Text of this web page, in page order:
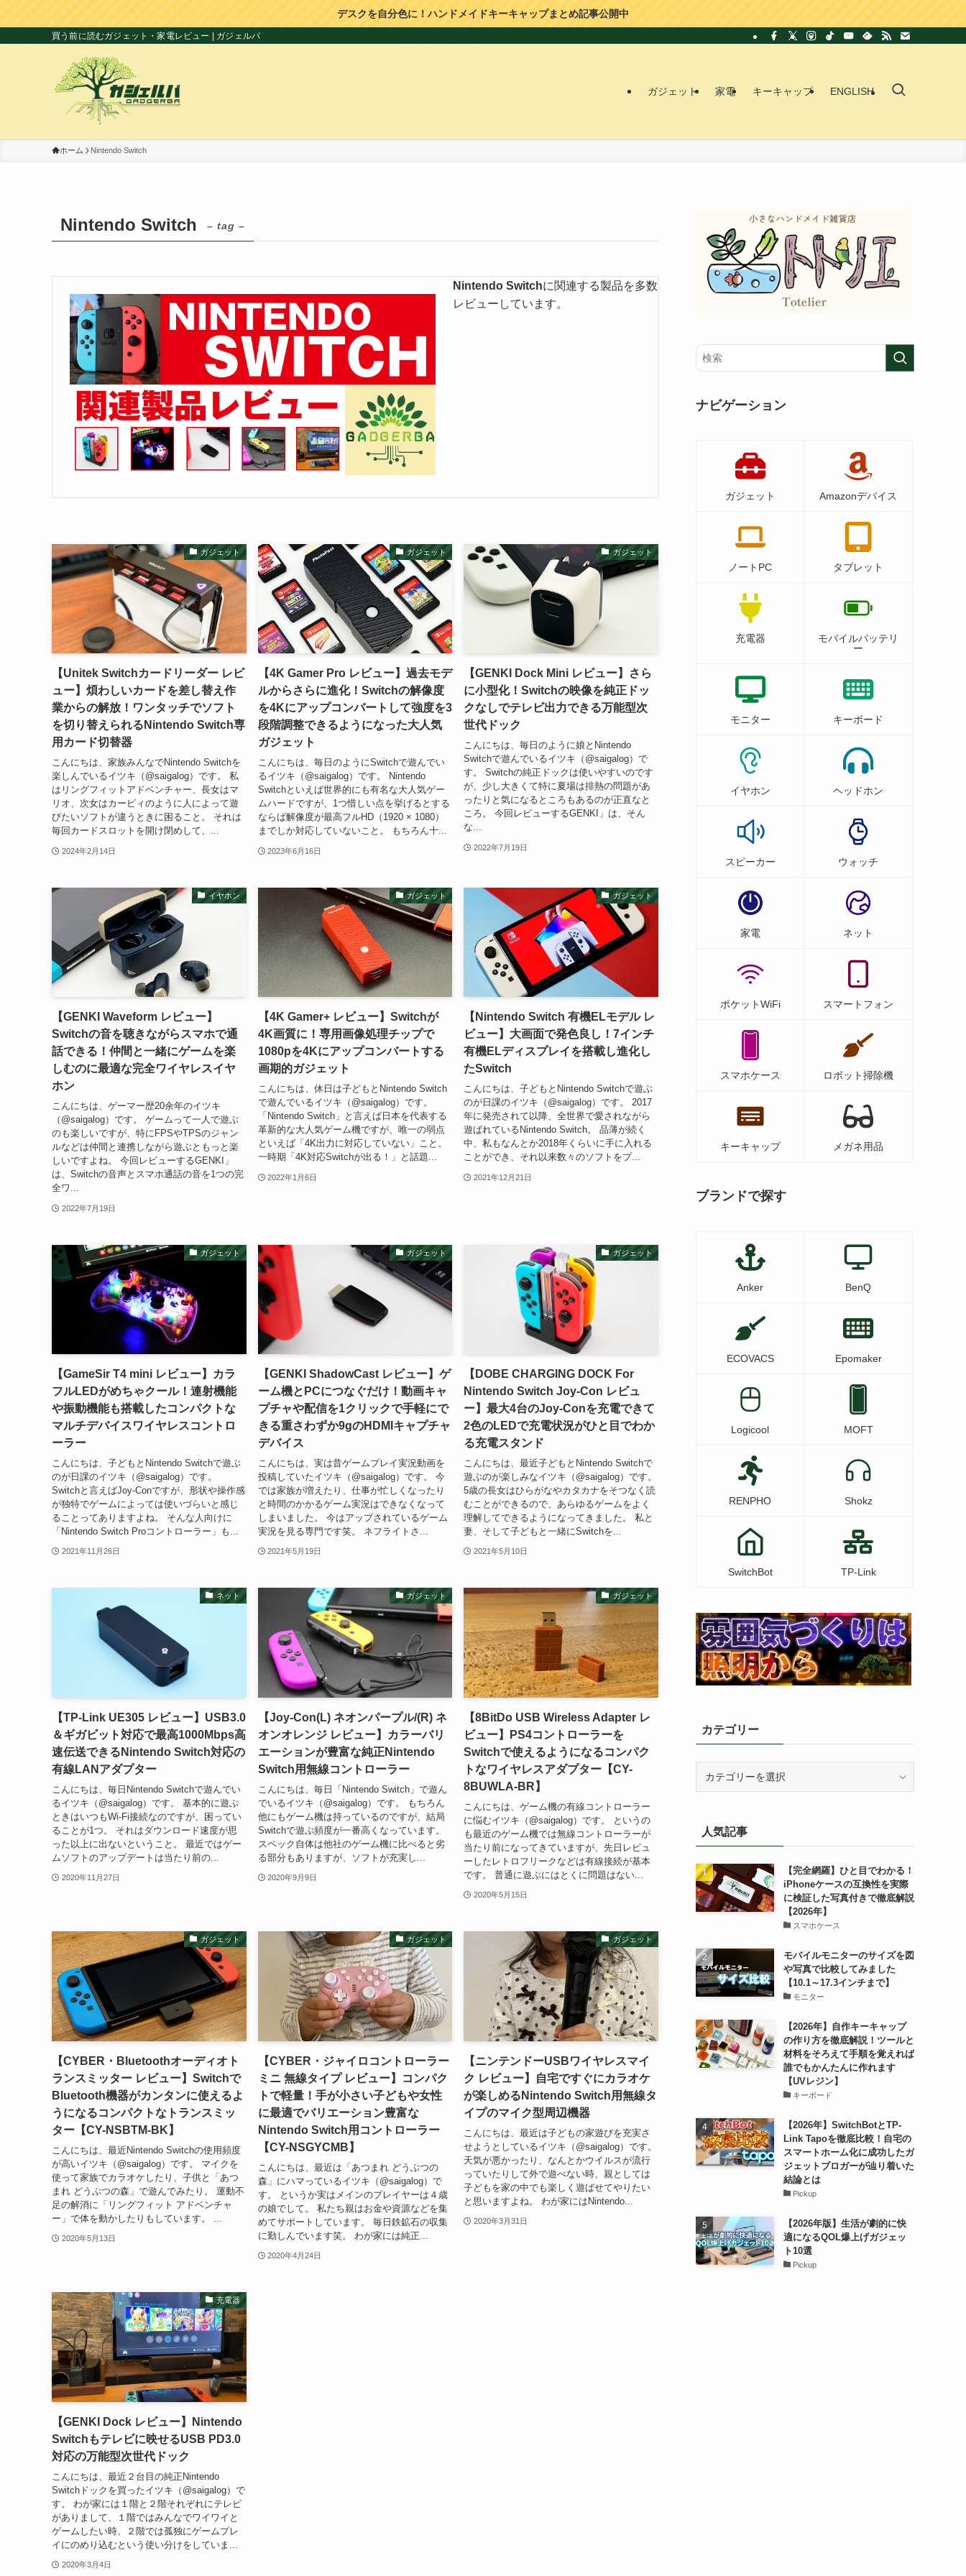
デスクを自分色に！ハンドメイドキーキャップまとめ記事公開中
買う前に読むガジェット・家電レビュー | ガジェルバ
ガジェット 家電 キーキャップ ENGLISH
ホーム Nintendo Switch
Nintendo Switch – tag –
Nintendo Switchに関連する製品を多数
レビューしています。
ガジェット
【Unitek Switchカードリーダー レビ
ュー】煩わしいカードを差し替え作
業からの解放！ワンタッチでソフト
を切り替えられるNintendo Switch専
用カード切替器
こんにちは、家族みんなでNintendo Switchを
楽しんでいるイツキ（@saigalog）です。 私
はリングフィットアドベンチャー、長女はマ
リオ、次女はカービィのように人によって遊
びたいソフトが違うときに困ること。 それは
毎回カードスロットを開け閉めして、...
2024年2月14日
ガジェット
【4K Gamer Pro レビュー】過去モデ
ルからさらに進化！Switchの解像度
を4Kにアップコンバートして強度を3
段階調整できるようになった大人気
ガジェット
こんにちは、毎日のようにSwitchで遊んでい
るイツキ（@saigalog）です。 Nintendo
Switchといえば世界的にも有名な大人気ゲー
ムハードですが、1つ惜しい点を挙げるとする
ならば解像度が最高フルHD（1920 × 1080）
までしか対応していないこと。 もちろん十...
2023年6月16日
ガジェット
【GENKI Dock Mini レビュー】さら
に小型化！Switchの映像を純正ドッ
クなしでテレビ出力できる万能型次
世代ドック
こんにちは、毎日のように娘とNintendo
Switchで遊んでいるイツキ（@saigalog）で
す。 Switchの純正ドックは使いやすいのです
が、少し大きくて特に夏場は排熱の問題があ
ったりと気になるところもあるのが正直なと
ころ。 今回レビューするGENKI」は、そん
な...
2022年7月19日
イヤホン
【GENKI Waveform レビュー】
Switchの音を聴きながらスマホで通
話できる！仲間と一緒にゲームを楽
しむのに最適な完全ワイヤレスイヤ
ホン
こんにちは、ゲーマー歴20余年のイツキ
（@saigalog）です。 ゲームって一人で遊ぶ
のも楽しいですが、特にFPSやTPSのジャン
ルなどは仲間と連携しながら遊ぶともっと楽
しいですよね。 今回レビューするGENKI」
は、Switchの音声とスマホ通話の音を1つの完
全ワ...
2022年7月19日
ガジェット
【4K Gamer+ レビュー】Switchが
4K画質に！専用画像処理チップで
1080pを4Kにアップコンバートする
画期的ガジェット
こんにちは、休日は子どもとNintendo Switch
で遊んでいるイツキ（@saigalog）です。
「Nintendo Switch」と言えば日本を代表する
革新的な大人気ゲーム機ですが、唯一の弱点
といえば「4K出力に対応していない」こと。
一時期「4K対応Switchが出る！」と話題...
2022年1月6日
ガジェット
【Nintendo Switch 有機ELモデル レ
ビュー】大画面で発色良し！7インチ
有機ELディスプレイを搭載し進化し
たSwitch
こんにちは、子どもとNintendo Switchで遊ぶ
のが日課のイツキ（@saigalog）です。 2017
年に発売されて以降、全世界で愛されながら
遊ばれているNintendo Switch。 品薄が続く
中、私もなんとか2018年くらいに手に入れる
ことができ、それ以来数々のソフトをプ...
2021年12月21日
ガジェット
【GameSir T4 mini レビュー】カラ
フルLEDがめちゃクール！連射機能
や振動機能も搭載したコンパクトな
マルチデバイスワイヤレスコントロ
ーラー
こんにちは、子どもとNintendo Switchで遊ぶ
のが日課のイツキ（@saigalog）です。
Switchと言えばJoy-Conですが、形状や操作感
が独特でゲームによっては使いづらいと感じ
ることってありますよね。 そんな人向けに
「Nintendo Switch Proコントローラー」も...
2021年11月26日
ガジェット
【GENKI ShadowCast レビュー】ゲ
ーム機とPCにつなぐだけ！動画キャ
プチャや配信を1クリックで手軽にで
きる重さわずか9gのHDMIキャプチャ
デバイス
こんにちは、実は昔ゲームプレイ実況動画を
投稿していたイツキ（@saigalog）です。 今
では家族が増えたり、仕事が忙しくなったり
と時間のかかるゲーム実況はできなくなって
しまいました。 今はアップされているゲーム
実況を見る専門です笑。 ネフライトさ...
2021年5月19日
ガジェット
【DOBE CHARGING DOCK For
Nintendo Switch Joy-Con レビュ
ー】最大4台のJoy-Conを充電できて
2色のLEDで充電状況がひと目でわか
る充電スタンド
こんにちは、最近子どもとNintendo Switchで
遊ぶのが楽しみなイツキ（@saigalog）です。
5歳の長女はひらがなやカタカナをそつなく読
むことができるので、あらゆるゲームをよく
理解してできるようになってきました。 私と
妻、そして子どもと一緒にSwitchを...
2021年5月10日
ネット
【TP-Link UE305 レビュー】USB3.0
＆ギガビット対応で最高1000Mbps高
速伝送できるNintendo Switch対応の
有線LANアダプター
こんにちは、毎日Nintendo Switchで遊んでい
るイツキ（@saigalog）です。 基本的に遊ぶ
ときはいつもWi-Fi接続なのですが、困ってい
ることが1つ。 それはダウンロード速度が思
った以上に出ないということ。 最近ではゲー
ムソフトのアップデートは当たり前の...
2020年11月27日
ガジェット
【Joy-Con(L) ネオンパープル/(R) ネ
オンオレンジ レビュー】カラーバリ
エーションが豊富な純正Nintendo
Switch用無線コントローラー
こんにちは、毎日「Nintendo Switch」で遊ん
でいるイツキ（@saigalog）です。 もちろん
他にもゲーム機は持っているのですが、結局
Switchで遊ぶ頻度が一番高くなっています。
スペック自体は他社のゲーム機に比べると劣
る部分もありますが、ソフトが充実し...
2020年9月9日
ガジェット
【8BitDo USB Wireless Adapter レ
ビュー】PS4コントローラーを
Switchで使えるようになるコンパク
トなワイヤレスアダプター【CY-
8BUWLA-BR】
こんにちは、ゲーム機の有線コントローラー
に悩むイツキ（@saigalog）です。 というの
も最近のゲーム機では無線コントローラーが
当たり前になってきていますが、先日レビュ
ーしたレトロフリークなどは有線接続が基本
です。 普通に遊ぶにはとくに問題はない...
2020年5月15日
ガジェット
【CYBER・Bluetoothオーディオト
ランスミッター レビュー】Switchで
Bluetooth機器がカンタンに使えるよ
うになるコンパクトなトランスミッ
ター【CY-NSBTM-BK】
こんにちは、最近Nintendo Switchの使用頻度
が高いイツキ（@saigalog）です。 マイクを
使って家族でカラオケしたり、子供と「あつ
まれ どうぶつの森」で遊んでみたり。 運動不
足の解消に「リングフィット アドベンチャ
ー」で体を動かしたりもしています。 ...
2020年5月13日
ガジェット
【CYBER・ジャイロコントローラー
ミニ 無線タイプ レビュー】コンパク
トで軽量！手が小さい子どもや女性
に最適でバリエーション豊富な
Nintendo Switch用コントローラー
【CY-NSGYCMB】
こんにちは、最近は「あつまれ どうぶつの
森」にハマっているイツキ（@saigalog）で
す。 というか実はメインのプレイヤーは４歳
の娘でして。 私たち親はお金や資源などを集
めてサポートしています。 毎日鉄鉱石の収集
に勤しんでいます笑。 わが家には純正...
2020年4月24日
ガジェット
【ニンテンドーUSBワイヤレスマイ
ク レビュー】自宅ですぐにカラオケ
が楽しめるNintendo Switch用無線タ
イプのマイク型周辺機器
こんにちは、最近は子どもの家遊びを充実さ
せようとしているイツキ（@saigalog）です。
天気が悪かったり、なんとかウイルスが流行
っていたりして外で遊べない時、親としては
子どもを家の中でも楽しく遊ばせてやりたい
と思いますよね。 わが家にはNintendo...
2020年3月31日
充電器
【GENKI Dock レビュー】Nintendo
Switchもテレビに映せるUSB PD3.0
対応の万能型次世代ドック
こんにちは、最近２台目の純正Nintendo
Switchドックを買ったイツキ（@saigalog）で
す。 わが家には１階と２階それぞれにテレビ
がありまして、１階ではみんなでワイワイと
ゲームしたい時、２階では孤独にゲームプレ
イにのめり込むという使い分けをしていま...
2020年3月4日
ナビゲーション
ガジェット Amazonデバイス
ノートPC タブレット
充電器
モバイルバッテリ
ー
モニター キーボード
イヤホン ヘッドホン
スピーカー ウォッチ
家電 ネット
ポケットWiFi スマートフォン
スマホケース ロボット掃除機
キーキャップ メガネ用品
ブランドで探す
Anker BenQ
ECOVACS Epomaker
Logicool MOFT
RENPHO Shokz
SwitchBot TP-Link
カテゴリー
ー人気記事
【完全網羅】ひと目でわかる！
iPhoneケースの互換性を実際
に検証した写真付きで徹底解説
【2026年】
スマホケース
モバイルモニターのサイズを図
や写真で比較してみました
【10.1～17.3インチまで】
モニター
【2026年】自作キーキャップ
の作り方を徹底解説！ツールと
材料をそろえて手順を覚えれば
誰でもかんたんに作れます
【UVレジン】
キーボード
【2026年】SwitchBotとTP-
Link Tapoを徹底比較！自宅の
スマートホーム化に成功したガ
ジェットブロガーが辿り着いた
結論とは
Pickup
【2026年版】生活が劇的に快
適になるQOL爆上げガジェッ
ト10選
Pickup